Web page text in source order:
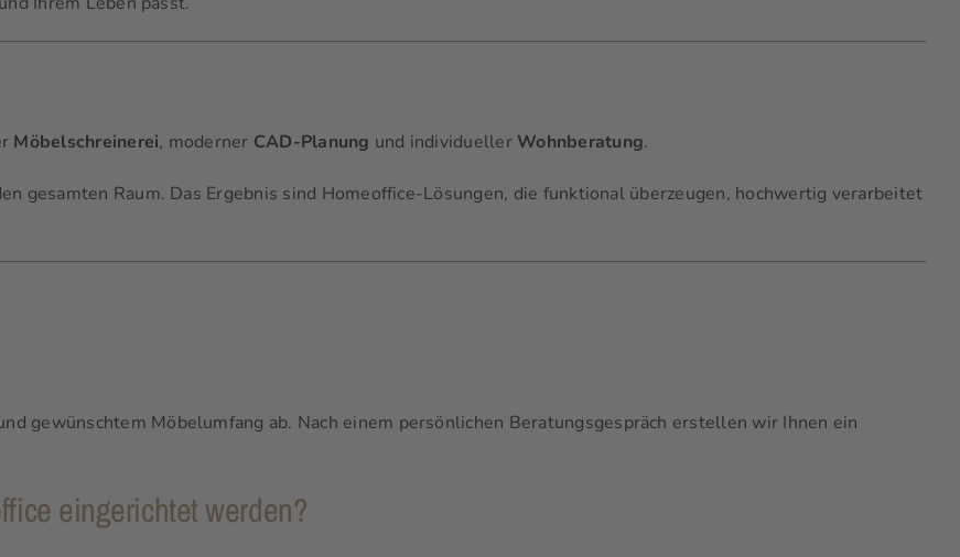
Möbelschreinerei, moderner CAD-Planung und individueller Wohnberatung.
gesamten Raum. Das Ergebnis sind Homeoffice-Lösungen, die funktional überzeugen, hochwertig verarbeitet
gewünschtem Möbelumfang ab. Nach einem persönlichen Beratungsgespräch erstellen wir Ihnen ein
eingerichtet werden?